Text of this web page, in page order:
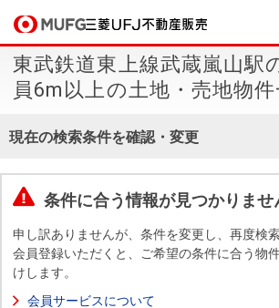
買いたいTOP
中古
売りたいTOP
無
店舗案内TOP
店舗のご
会社情報TOP
ごあいさ
採用情報TOP
新卒採用
買いたい
売りたい
店舗案内
会社情報
採用情報
東武鉄道東上線武蔵嵐山駅
員6m以上の土地・売地物件
現在の検索条件を確認・変更
条件に合う情報が見つかりませ
申し訳ありませんが、条件を変更し、再度検
会員登録いただくと、ご希望の条件に合う物
けします。
会員サービスについて